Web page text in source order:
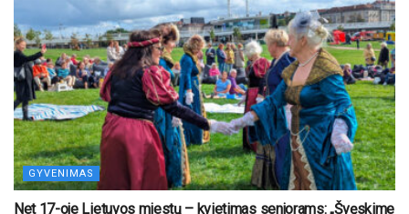
GYVENIMAS
Net 17-oje Lietuvos miestų – kvietimas senjorams: „Švęskime